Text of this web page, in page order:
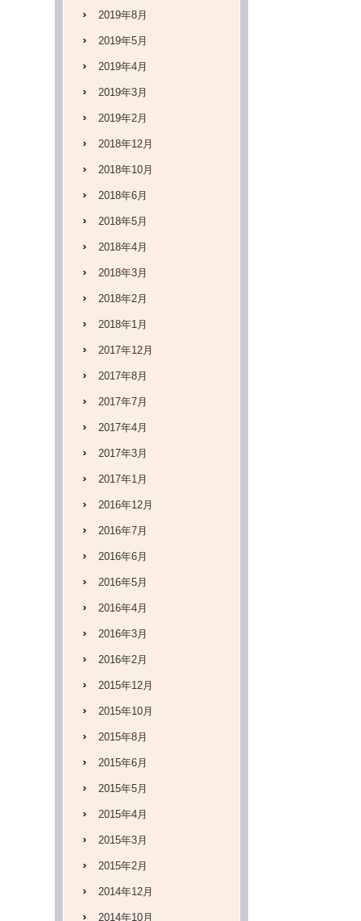
2019年8月
2019年5月
2019年4月
2019年3月
2019年2月
2018年12月
2018年10月
2018年6月
2018年5月
2018年4月
2018年3月
2018年2月
2018年1月
2017年12月
2017年8月
2017年7月
2017年4月
2017年3月
2017年1月
2016年12月
2016年7月
2016年6月
2016年5月
2016年4月
2016年3月
2016年2月
2015年12月
2015年10月
2015年8月
2015年6月
2015年5月
2015年4月
2015年3月
2015年2月
2014年12月
2014年10月